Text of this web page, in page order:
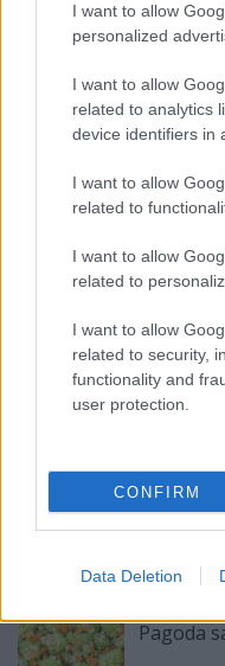
I want to allow
personalized
I want to allow
related to analytics
device identifiers in
I want to allow
related to
I want to allow
related to
I want to allow
related to security,
functionality and
user protection.
CONFIRM
Data Deletion
Címkék: mák sütemény
laktózmentes
Ajánlott
Csipkés
Tepsis
Pagoda